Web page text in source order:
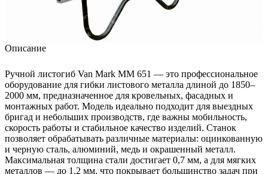
Описание
Ручной листогиб Van Mark MM 651 — это профессиональное
оборудование для гибки листового металла длиной до 1850–
2000 мм, предназначенное для кровельных, фасадных и
монтажных работ. Модель идеально подходит для выездных
бригад и небольших производств, где важны мобильность,
скорость работы и стабильное качество изделий. Станок
позволяет обрабатывать различные материалы: оцинкованную
и черную сталь, алюминий, медь и окрашенный металл.
Максимальная толщина стали достигает 0,7 мм, а для мягких
металлов — до 1,2 мм, что покрывает большинство задач при